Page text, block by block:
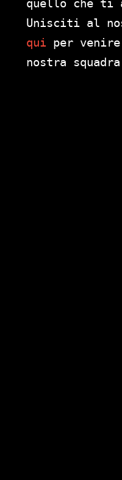
quello che ti
Unisciti al
qui per
nostra